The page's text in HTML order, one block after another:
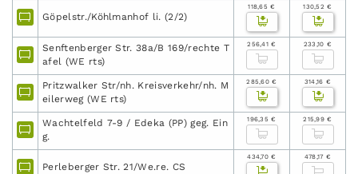
Göpelstr./Köhlmanhof li. (2/2)
118,65 € 130,52 €
Senftenberger Str. 38a/B 169/rechte T
afel (WE rts)
256,41 € 233,10 €
Pritzwalker Str/nh. Kreisverkehr/nh. M
eilerweg (WE rts)
285,60 € 314,16 €
Wachtelfeld 7-9 / Edeka (PP) geg. Ein
g.
196,35 € 215,99 €
Perleberger Str. 21/We.re. CS
434,70 € 478,17 €